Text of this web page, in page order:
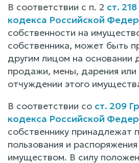
В соответствии с п. 2 ст.
кодекса Российской
собственности на
собственника, может быть
другим лицом на основании
продажи, мены, дарения или
отчуждении этого
В соответствии со ст. 209
кодекса Российской
собственнику принадлежат
пользования и
имуществом. В силу